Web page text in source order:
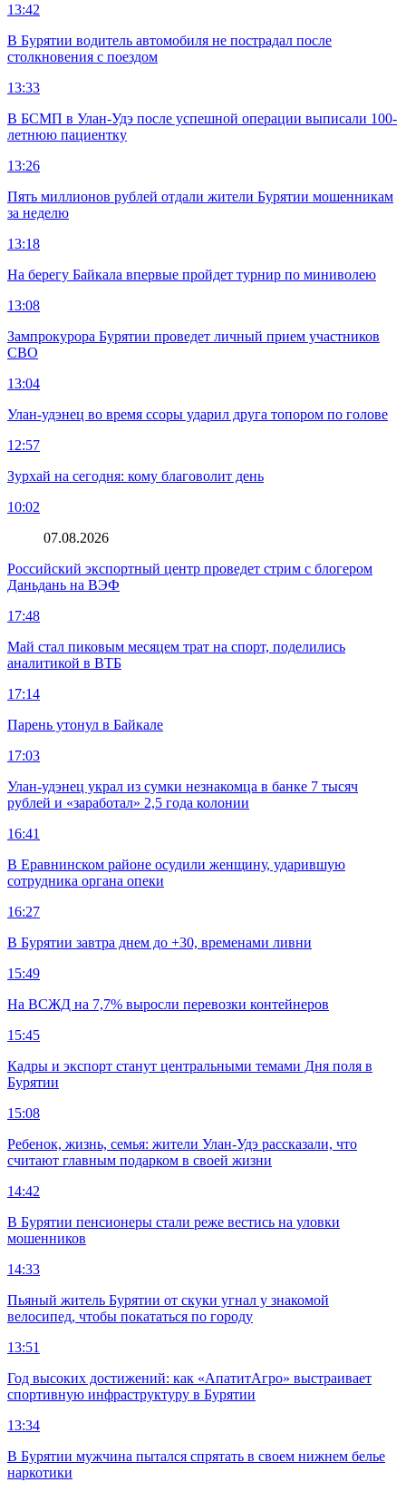
13:42
В Бурятии водитель автомобиля не пострадал после
столкновения с поездом
13:33
В БСМП в Улан-Удэ после успешной операции выписали 100-
летнюю пациентку
13:26
Пять миллионов рублей отдали жители Бурятии мошенникам
за неделю
13:18
На берегу Байкала впервые пройдет турнир по миниволею
13:08
Зампрокурора Бурятии проведет личный прием участников
СВО
13:04
Улан-удэнец во время ссоры ударил друга топором по голове
12:57
Зурхай на сегодня: кому благоволит день
10:02
07.08.2026
Российский экспортный центр проведет стрим с блогером
Даньдань на ВЭФ
17:48
Май стал пиковым месяцем трат на спорт, поделились
аналитикой в ВТБ
17:14
Парень утонул в Байкале
17:03
Улан-удэнец украл из сумки незнакомца в банке 7 тысяч
рублей и «заработал» 2,5 года колонии
16:41
В Еравнинском районе осудили женщину, ударившую
сотрудника органа опеки
16:27
В Бурятии завтра днем до +30, временами ливни
15:49
На ВСЖД на 7,7% выросли перевозки контейнеров
15:45
Кадры и экспорт станут центральными темами Дня поля в
Бурятии
15:08
Ребенок, жизнь, семья: жители Улан-Удэ рассказали, что
считают главным подарком в своей жизни
14:42
В Бурятии пенсионеры стали реже вестись на уловки
мошенников
14:33
Пьяный житель Бурятии от скуки угнал у знакомой
велосипед, чтобы покататься по городу
13:51
Год высоких достижений: как «АпатитАгро» выстраивает
спортивную инфраструктуру в Бурятии
13:34
В Бурятии мужчина пытался спрятать в своем нижнем белье
наркотики